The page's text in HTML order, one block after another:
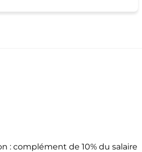
: complément de 10% du salaire